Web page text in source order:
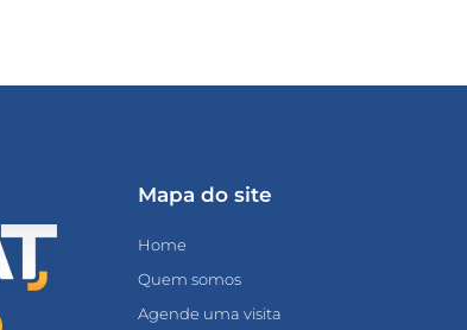
Mapa do site
Home
Quem somos
Agende uma visita